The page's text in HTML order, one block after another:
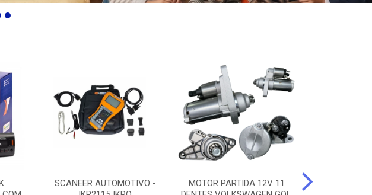
SCANEER AUTOMOTIVO -
MOTOR PARTIDA 12V 11